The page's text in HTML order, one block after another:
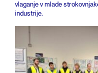
vlaganje v mlade
industrije.